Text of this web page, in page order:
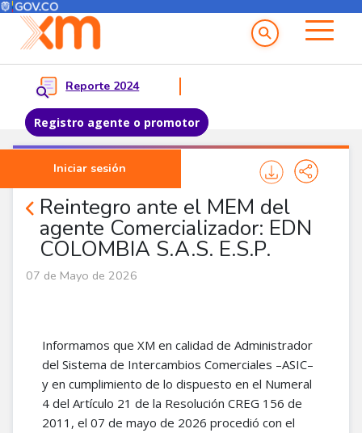
Pasar al contenido principal
Menú del Usuario
Reporte 2024
Registro agente o promotor
Iniciar sesión
Menu principal
Reintegro ante el MEM del
agente Comercializador: EDN
COLOMBIA S.A.S. E.S.P.
Noticias Agentes
07 de Mayo de 2026
Informamos que XM en calidad de Administrador
del Sistema de Intercambios Comerciales –ASIC–
y en cumplimiento de lo dispuesto en el Numeral
4 del Artículo 21 de la Resolución CREG 156 de
2011, el 07 de mayo de 2026 procedió con el